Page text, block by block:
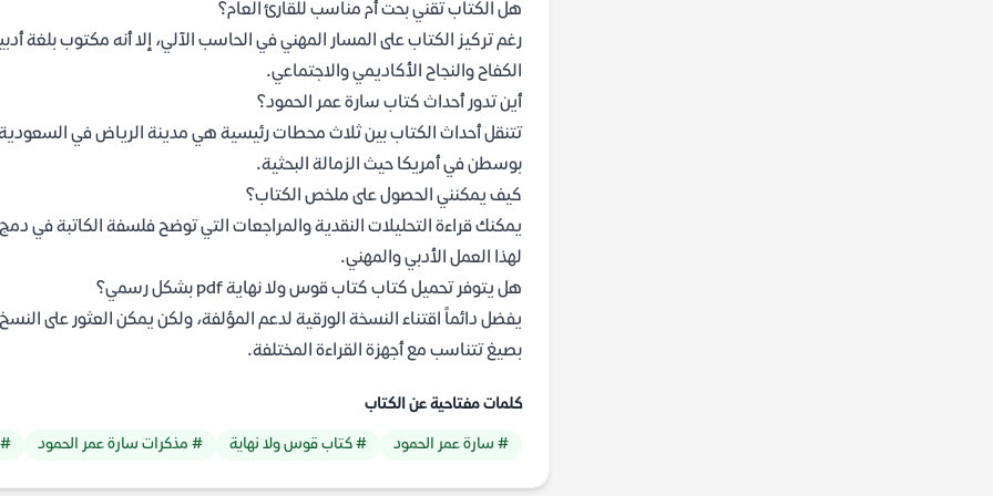
هل الكتاب تقني بحت أم مناسب للقارئ العام؟
رغم تركيز الكتاب على المسار المهني في الحاسب الآلي، إلا أنه مكتوب بلغة
الكفاح والنجاح الأكاديمي والاجتماعي.
أين تدور أحداث كتاب سارة عمر الحمود؟
تتنقل أحداث الكتاب بين ثلاث محطات رئيسية هي مدينة الرياض في
بوسطن في أمريكا حيث الزمالة البحثية.
كيف يمكنني الحصول على ملخص الكتاب؟
يمكنك قراءة التحليلات النقدية والمراجعات التي توضح فلسفة الكاتبة في
لهذا العمل الأدبي والمهني.
هل يتوفر تحميل كتاب كتاب قوس ولا نهاية pdf بشكل رسمي؟
يفضل دائماً اقتناء النسخة الورقية لدعم المؤلفة، ولكن يمكن العثور على
بصيغ تتناسب مع أجهزة القراءة المختلفة.
كلمات مفتاحية عن الكتاب
# سارة عمر الحمود # كتاب قوس ولا نهاية # مذكرات سارة عمر الحمود #